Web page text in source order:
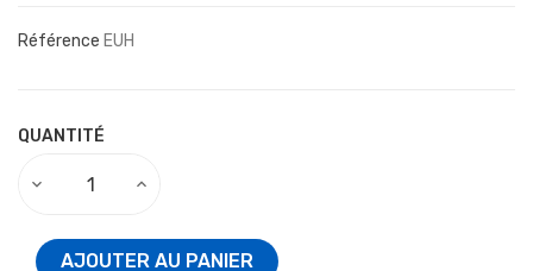
Référence EUH
QUANTITÉ
AJOUTER AU PANIER